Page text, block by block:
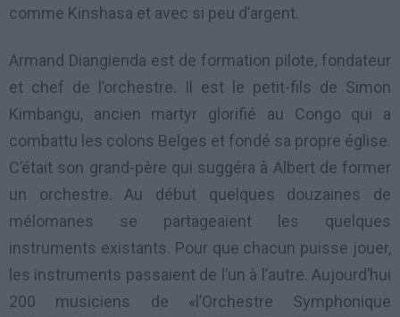
comme Kinshasa et avec si peu d’argent.
Armand Diangienda est de formation pilote, fondateur
et chef de l’orchestre. Il est le petit-fils de Simon
Kimbangu, ancien martyr glorifié au Congo qui a
combattu les colons Belges et fondé sa propre église.
C’était son grand-père qui suggéra à Albert de former
un orchestre. Au début quelques douzaines de
mélomanes se partageaient les quelques
instruments existants. Pour que chacun puisse jouer,
les instruments passaient de l’un à l’autre. Aujourd’hui
200 musiciens de «l’Orchestre Symphonique